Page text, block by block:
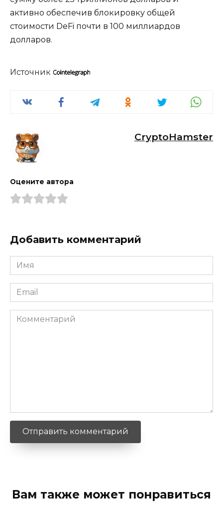
активно обеспечив блокировку общей
стоимости DeFi почти в 100 миллиардов
долларов.
Источник
CryptoHamster
Оцените автора
Добавить комментарий
Имя
*
Email
*
Комментарий
Вам также может понравиться